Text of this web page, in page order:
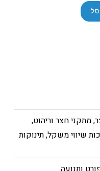
,מתקני חצר וריהוט,
שיווי משקל,תינוקות